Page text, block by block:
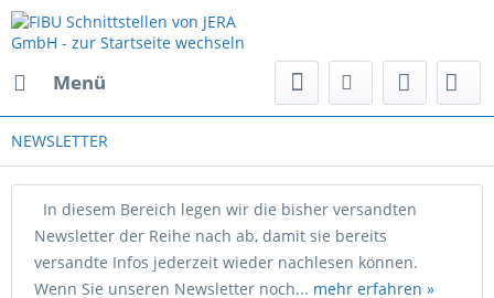
Menü
NEWSLETTER
In diesem Bereich legen wir die bisher versandten
Newsletter der Reihe nach ab, damit sie bereits
versandte Infos jederzeit wieder nachlesen können.
Wenn Sie unseren Newsletter noch... mehr erfahren »